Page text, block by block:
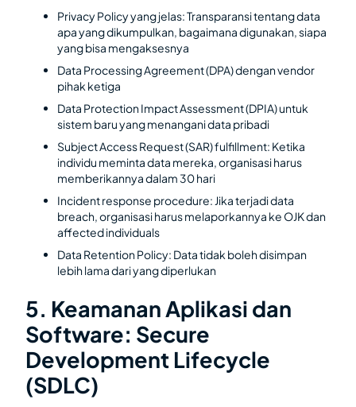
Privacy Policy yang jelas: Transparansi tentang data
apa yang dikumpulkan, bagaimana digunakan, siapa
yang bisa mengaksesnya
Data Processing Agreement (DPA) dengan vendor
pihak ketiga
Data Protection Impact Assessment (DPIA) untuk
sistem baru yang menangani data pribadi
Subject Access Request (SAR) fulfillment: Ketika
individu meminta data mereka, organisasi harus
memberikannya dalam 30 hari
Incident response procedure: Jika terjadi data
breach, organisasi harus melaporkannya ke OJK dan
affected individuals
Data Retention Policy: Data tidak boleh disimpan
lebih lama dari yang diperlukan
5. Keamanan Aplikasi dan
Software: Secure
Development Lifecycle
(SDLC)